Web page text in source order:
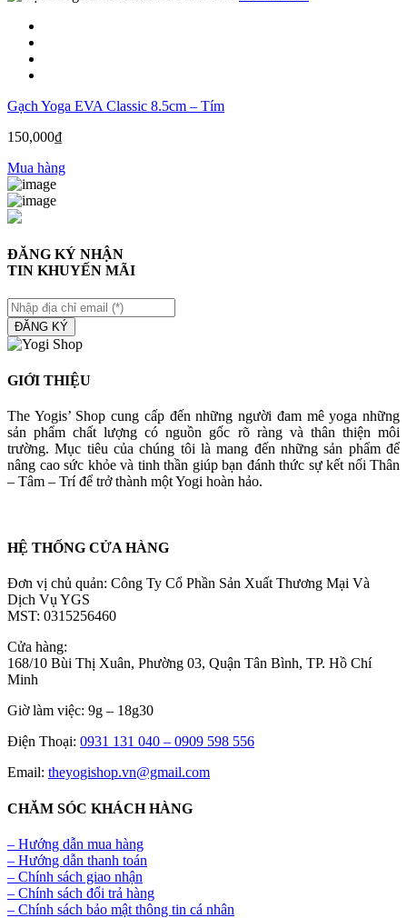
Gạch Yoga EVA Classic 8.5cm – Tím
150,000₫
Mua hàng
ĐĂNG KÝ NHẬN
TIN KHUYẾN MÃI
ĐĂNG KÝ
GIỚI THIỆU
The Yogis’ Shop cung cấp đến những người đam mê yoga những
sản phẩm chất lượng có nguồn gốc rõ ràng và thân thiện môi
trường. Mục tiêu của chúng tôi là mang đến những sản phẩm để
nâng cao sức khỏe và tinh thần giúp bạn đánh thức sự kết nối Thân
– Tâm – Trí để trở thành một Yogi hoàn hảo.
HỆ THỐNG CỬA HÀNG
Đơn vị chủ quản: Công Ty Cổ Phần Sản Xuất Thương Mại Và
Dịch Vụ YGS
MST: 0315256460
Cửa hàng:
168/10 Bùi Thị Xuân, Phường 03, Quận Tân Bình, TP. Hồ Chí
Minh
Giờ làm việc: 9g – 18g30
Điện Thoại: 0931 131 040 – 0909 598 556
Email: theyogishop.vn@gmail.com
CHĂM SÓC KHÁCH HÀNG
– Hướng dẫn mua hàng
– Hướng dẫn thanh toán
– Chính sách giao nhận
– Chính sách đổi trả hàng
– Chính sách bảo mật thông tin cá nhân